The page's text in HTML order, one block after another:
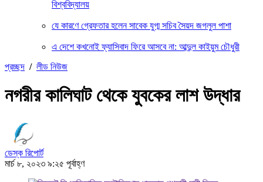
বিশ্ববিদ্যালয়
যে কারণে গ্রেফতার হলেন সাবেক যুগ্ম সচিব সৈয়দ জগলুল পাশা
এ দেশে কখনোই ফ্যাসিবাদ ফিরে আসবে না: আব্দুল কাইয়ুম চৌধুরী
প্রচ্ছদ / লীড নিউজ
নগরীর কালিঘাট থেকে যুবকের লাশ উদ্ধার
ডেস্ক রিপোর্ট
মার্চ ৮, ২০২৩ ৯:২৫ পূর্বাহ্ণ